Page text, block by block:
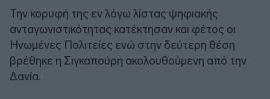
Την κορυφή της εν λόγω λίστας ψηφιακής
ανταγωνιστικότητας κατέκτησαν και φέτος οι
Ηνωμένες Πολιτείες ενώ στην δεύτερη θέση
βρέθηκε η Σιγκαπούρη ακολουθούμενη από την
Δανία.